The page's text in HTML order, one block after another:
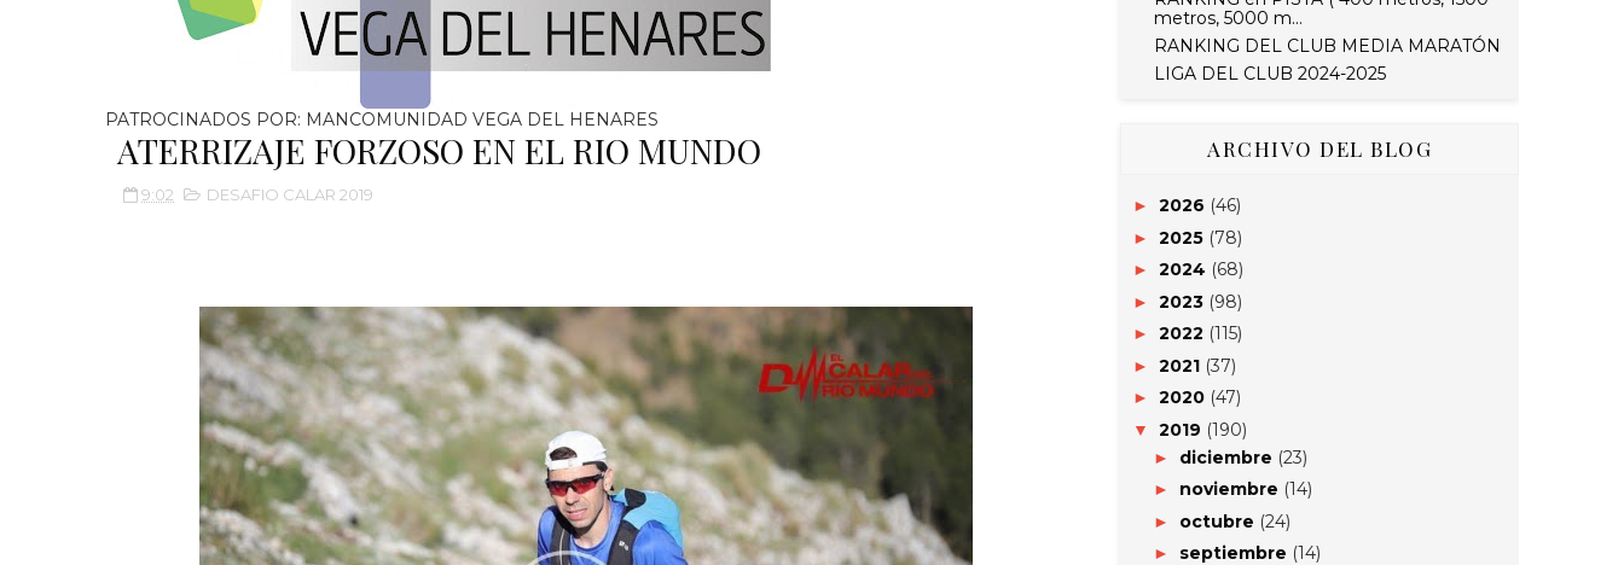
PATROCINADOS POR: MANCOMUNIDAD VEGA DEL HENARES
ATERRIZAJE FORZOSO EN EL RIO MUNDO
9:02 DESAFIO CALAR 2019
metros, 5000 m...
RANKING DEL CLUB MEDIA MARATÓN
LIGA DEL CLUB 2024-2025
ARCHIVO DEL BLOG
► 2026 (46)
► 2025 (78)
► 2024 (68)
► 2023 (98)
► 2022 (115)
► 2021 (37)
► 2020 (47)
▼ 2019 (190)
► diciembre (23)
► noviembre (14)
► octubre (24)
► septiembre (14)